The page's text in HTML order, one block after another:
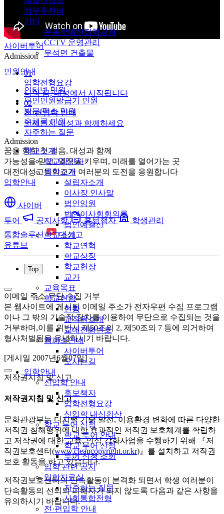
업무추진비
기타
운동부예산집행공개
CCTV 운영관리
무석면 건출물
민원안내
인터넷 민원
무인민원발급기 민원
방문/팩스 민원
우체국 민원
자주하는 질문
학교소개
학교장인사
법인소개
설립자소개
이사장 인사말
법인임원
법인이사회회의록
법인예결산
학교소개
학교연혁
학교상징
학교헌장
교가
교육목표
학교현황
현황
교직원소개
교내전화번호
캠퍼스안내
사이버투어
오시는길
입학안내
신입학 안내
홍보책자
입학전형요강
신입학 내신환산
학교 투어 신청
학교 투어 안내
학교 투어 신청
투어 신청 조회
입학 관련 공지
입학자료실
자주하는 질문
사회통합전형
전·편입학 안내
사이버투어
Admission
01
입학전형요강
나의 꿈, 대성에서 시작됩니다
02
전·편입학 안내
언제든지 대성과 함께하세요
Admission
꿈을 향한 첫 걸음, 대성과 함께
가능성을 믿고, 열정을 키우며, 미래를 열어가는 곳
대전대성고등학교가 여러분의 도전을 응원합니다
입학안내
사이버
투어
공지사항 홍보책자
학생관리
통합솔루션
대성고
유튜브
Top
이메일 주소 무단 수집 거부
본 웹사이트에 게시된 이메일 주소가 전자우편 수집 프로그램
이나 그 밖의 기술적 장치를 이용하여 무단으로 수집되는 것을
거부하며,이를 위반시 제50조의 2, 제50조의 7 등에 의거하여
형사처벌됨을 유념하시기 바랍니다.
[게시일 2007년6월07일]
저작권지침 및 신고
저작권지침 및 신고
문화관광부는 디지털 기술 발전, 이용환경 변화에 따른 다양한
저작권 침해행위에 대한 효과적인 저작권 보호체계를 확립하
고 저작권에 대한 교육, 인식 강화사업을 수행하기 위해 『저
작권보호센터(www.cleancopyright.or.kr)』를 설치하고 저작권
보호 활동을 하고 있습니다.
저작권보호센터의 단속활동이 본격화 되면서 학생 여러분이
단속활동의 선의의 피해자가 되지 않도록 다음과 같은 사항을
유의하시기 바랍니다.